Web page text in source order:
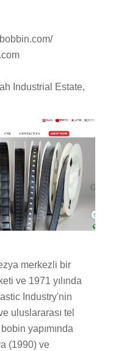
Industrial Estate,
merkezli bir
ve 1971 yılında
Industry'nin
uluslararası tel
yapımında
(1990) ve